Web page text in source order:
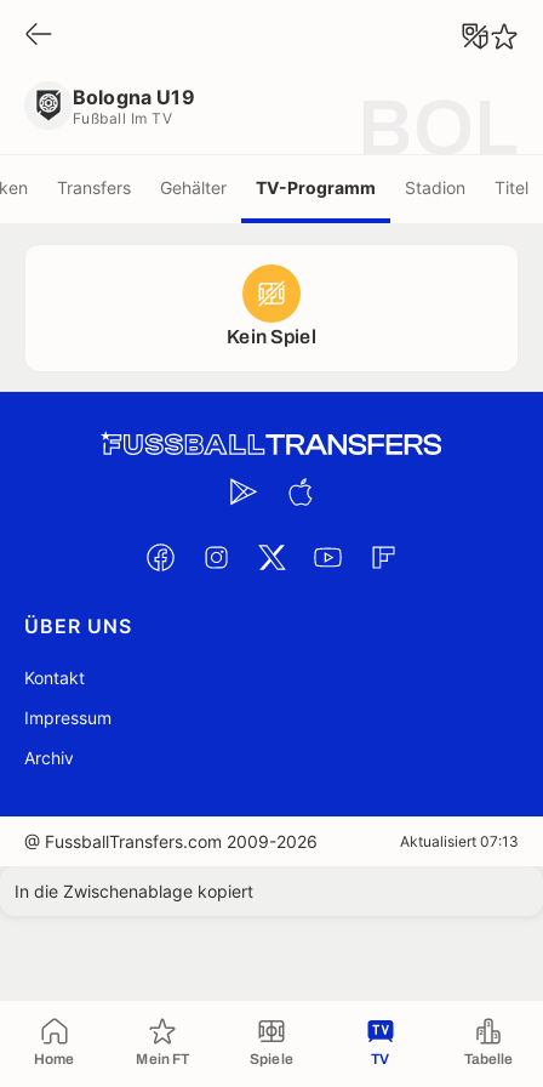
Home Mein FT Spiele TV Tabelle
Bologna U19
Fußball Im TV
Transfers Gehälter TV-Programm Stadion Titel
Kein Spiel
ÜBER UNS
Kontakt
Impressum
Archiv
@ FussballTransfers.com 2009-2026 Aktualisiert 07:13
In die Zwischenablage kopiert